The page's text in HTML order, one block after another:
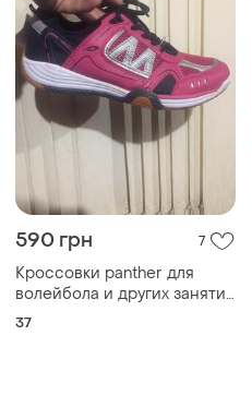
590 грн 7
Кроссовки panther для
волейбола и других занятий
спорта
37